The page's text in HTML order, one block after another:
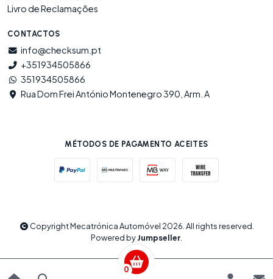
0
Livro de Reclamações
CONTACTOS
info@checksum.pt
+351934505866
351934505866
Rua Dom Frei António Montenegro 390, Arm. A
MÉTODOS DE PAGAMENTO ACEITES
Copyright Mecatrónica Automóvel 2026. All rights reserved.
Powered byJumpseller